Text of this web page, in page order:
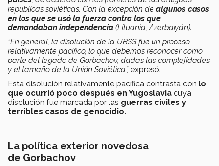
repúblicas soviéticas. Con la excepción de algunos casos
en los que se usó la fuerza contra los que
demandaban independencia (Lituania, Azerbaiyán).
“En general, la disolución de la URSS fue un proceso
relativamente pacífico, lo que debemos reconocer como
parte del legado de Gorbachov, dadas las complejidades
y el tamaño de la Unión Soviética”, expresó.
Esta disolución relativamente pacífica contrasta con lo
que ocurrió poco después en Yugoslavia cuya
disolución fue marcada por las guerras civiles y
terribles casos de genocidio.
La política exterior novedosa
de Gorbachov